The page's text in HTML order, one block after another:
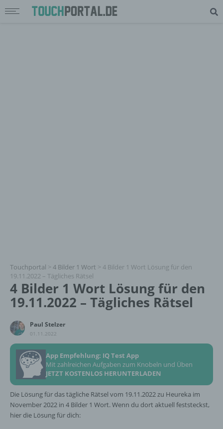
Touchportal > 4 Bilder 1 Wort > 4 Bilder 1 Wort Lösung für den
19.11.2022 – Tägliches Rätsel
4 Bilder 1 Wort Lösung für den
19.11.2022 – Tägliches Rätsel
Paul Stelzer
01.11.2022
App Empfehlung: IQ Test App
Mit zahlreichen Aufgaben zum Knobeln und Üben
JETZT KOSTENLOS HERUNTERLADEN
Die Lösung für das tägliche Rätsel vom 19.11.2022 zu Heureka im
November 2022 in 4 Bilder 1 Wort. Wenn du dort aktuell feststeckst,
hier die Lösung für dich: